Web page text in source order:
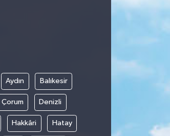
Aydın Balıkesir
Çorum Denizli
Hakkâri Hatay